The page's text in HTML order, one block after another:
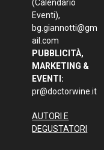
(Calendario
Eventi),
bg.giannotti@gm
ail.com
PUBBLICITÀ,
MARKETING &
EVENTI:
pr@doctorwine.it
AUTORI E
DEGUSTATORI